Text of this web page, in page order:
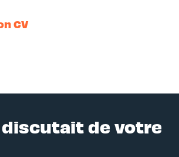
CV
discutait de votre